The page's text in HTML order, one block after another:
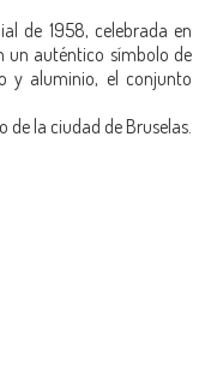
de 1958, celebrada en
un auténtico símbolo de
y aluminio, el conjunto
la ciudad de Bruselas.